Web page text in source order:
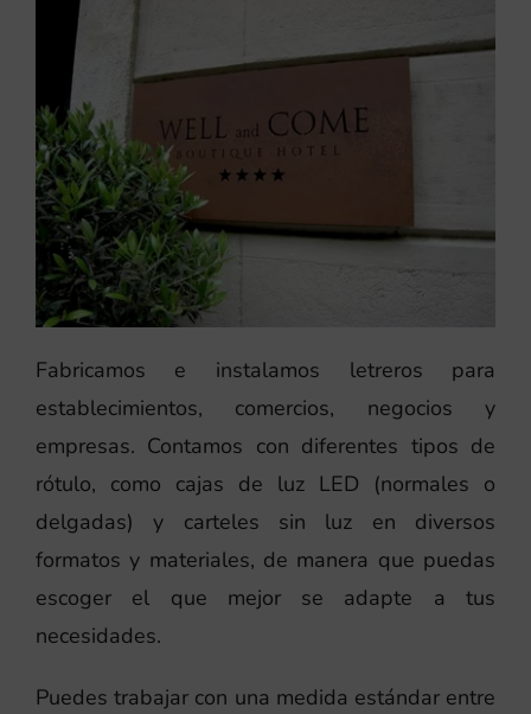
Fabricamos e instalamos letreros para
establecimientos, comercios, negocios y
empresas. Contamos con diferentes tipos de
rótulo, como cajas de luz LED (normales o
delgadas) y carteles sin luz en diversos
formatos y materiales, de manera que puedas
escoger el que mejor se adapte a tus
necesidades.
Puedes trabajar con una medida estándar entre